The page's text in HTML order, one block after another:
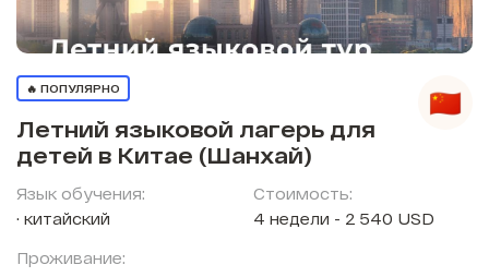
🔥 ПОПУЛЯРНО
Летний языковой лагерь для
детей в Китае (Шанхай)
Язык обучения:
китайский
Проживание:
Стоимость:
4 недели - 2 540 USD